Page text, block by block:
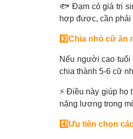
🐟 Đạm có giá trị
hợp được, cần
3️⃣Chia nhỏ cữ ăn
Nếu người cao tuổi
chia thành 5-6 cữ
⚡ Điều này giúp họ
năng lương trong
4️⃣Ưu tiên chọn